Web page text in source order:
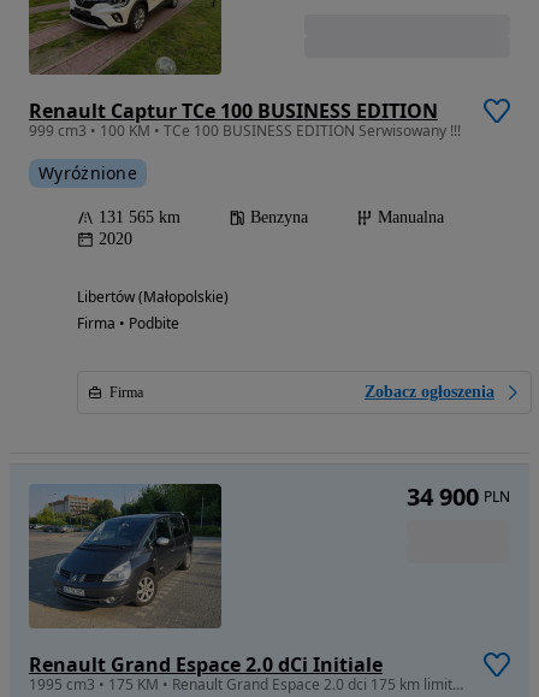
Renault Captur TCe 100 BUSINESS EDITION
999 cm3 • 100 KM • TCe 100 BUSINESS EDITION Serwisowany !!!
Wyróżnione
131 565 km Benzyna
Manualna
2020
Libertów (Małopolskie)
Firma • Podbite
Firma Zobacz ogłoszenia
Renault Grand Espace 2.0 dCi Initiale
1995 cm3 • 175 KM • Renault Grand Espace 2.0 dci 175 km limited edition, 7 miejsc, 2012
34 900 PLN